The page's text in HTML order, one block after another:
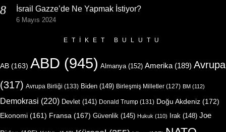
İsrail Gazze’de Ne Yapmak İstiyor?
6 Mayıs 2024
ETIKET BULUTU
AB (163) ABD (945) Almanya (152) Amerika (189) Avrupa
(317) Avrupa Birliği (133) Biden (149) Birleşmiş Milletler (127) BM (112)
Demokrasi (220) Devlet (141) Donald Trump (131) Doğu Akdeniz (172)
Ekonomi (161) Fransa (167) Güvenlik (145) Hukuk (110) Irak (148) Joe